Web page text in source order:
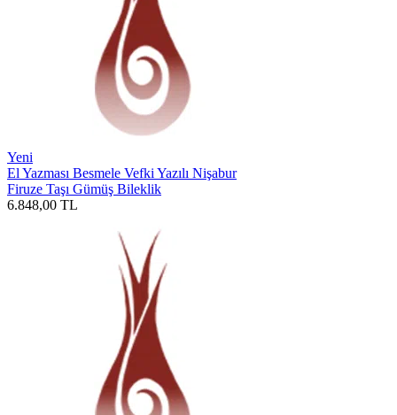
Yeni
El Yazması Besmele Vefki Yazılı Nişabur
Firuze Taşı Gümüş Bileklik
6.848,00 TL